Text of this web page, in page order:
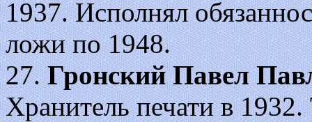
1937. Исполнял
ложи по 1948.
27.Гронский Павел
Хранитель печати в